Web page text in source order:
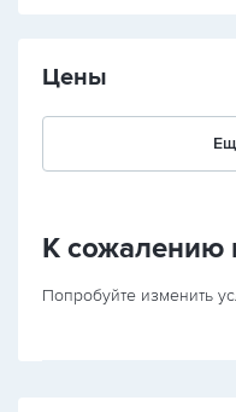
Цены
К сожалению
Попробуйте изменить